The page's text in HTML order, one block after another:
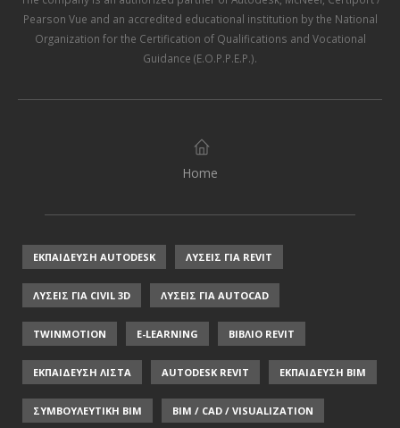
Pearson Vue and an accredited educational institution by the National
Organization for the Certification of Qualifications and Vocational
Guidance (E.O.P.P.E.P.).
Home
ΕΚΠΑΙΔΕΥΣΗ AUTODESK ΛΥΣΕΙΣ ΓΙΑ REVIT
ΛΥΣΕΙΣ ΓΙΑ CIVIL 3D ΛΥΣΕΙΣ ΓΙΑ AUTOCAD
TWINMOTION E-LEARNING ΒΙΒΛΙΟ REVIT
ΕΚΠΑΙΔΕΥΣΗ ΛΙΣΤΑ AUTODESK REVIT ΕΚΠΑΙΔΕΥΣΗ ΒΙΜ
ΣΥΜΒΟΥΛΕΥΤΙΚΗ ΒΙΜ BIM / CAD / VISUALIZATION